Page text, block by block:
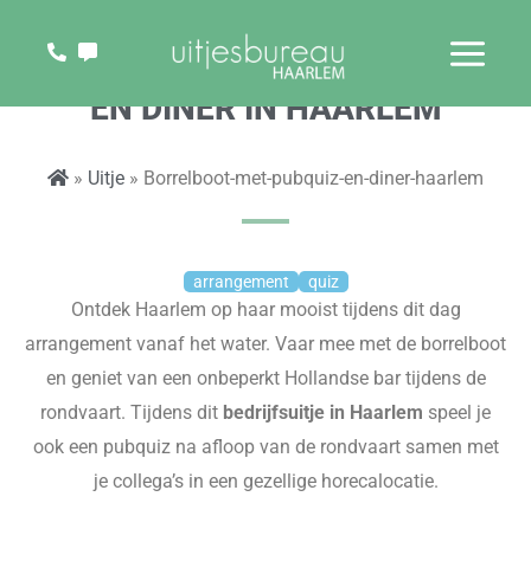
BORRELBOOT MET PUBQUIZ
EN DINER IN HAARLEM
» Uitje » Borrelboot-met-pubquiz-en-diner-haarlem
arrangement quiz
Ontdek Haarlem op haar mooist tijdens dit dag
arrangement vanaf het water. Vaar mee met de borrelboot
en geniet van een onbeperkt Hollandse bar tijdens de
rondvaart. Tijdens dit bedrijfsuitje in Haarlem speel je
ook een pubquiz na afloop van de rondvaart samen met
je collega’s in een gezellige horecalocatie.